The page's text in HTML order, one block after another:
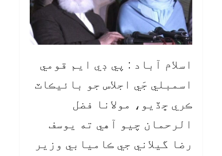
اسلام آباد : پي ڊي ايم قومي
اسمبلي جَي اجلاس جو بائيڪاٽ
ڪري ڇڏيو، مولانا فضل
الرحمان چيو آهي ته يوسف
رضا گيلاني جي ڪاميابي وزير